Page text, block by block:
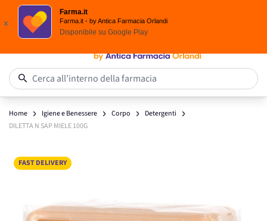
x
Farma.it
Farma.it - by Antica Farmacia Orlandi
Disponibile su Google Play
Salta al contenuto
Cerca all’interno della farmacia
Home Igiene e Benessere Corpo
Detergenti
DILETTA N SAP MIELE 100G
FAST DELIVERY
Main image
Click to view image in fullscreen